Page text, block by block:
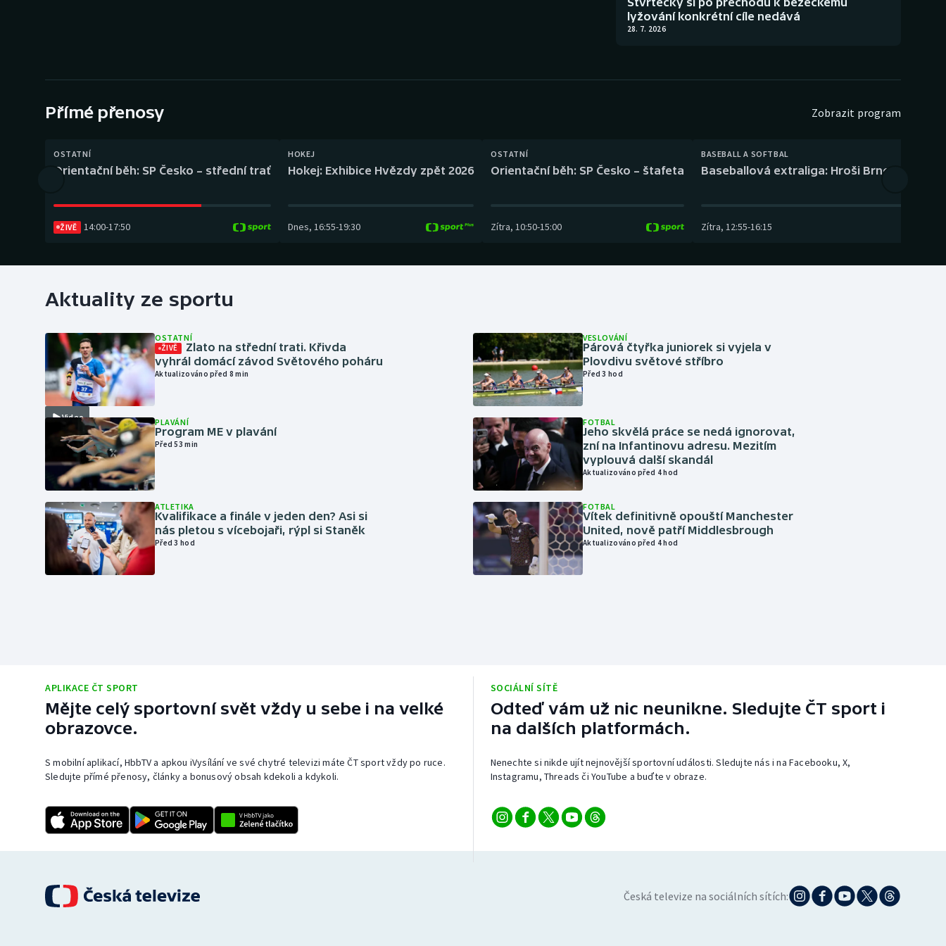
Gymnastika Plážový volejbal
lyžování konkrétní cíle nedává
28. 7. 2026
Přímé přenosy Zobrazit program
OSTATNÍ
Orientační běh: SP Česko – střední trať
ŽIVĚ 14:00-17:50
HOKEJ
Hokej: Exhibice Hvězdy zpět 2026
Dnes, 16:55-19:30
OSTATNÍ
Orientační běh: SP Česko – štafeta
Zítra, 10:50-15:00
BASEBALL A SOFTBAL
Baseballová extraliga: Hroši Brno – Eagles
Zítra, 12:55-16:15
Aktuality ze sportu
Video
OSTATNÍ
ŽIVĚ
Zlato na střední trati. Křivda
vyhrál domácí závod Světového poháru
Aktualizováno před 8 min
PLAVÁNÍ
Program ME v plavání
Před 53 min
ATLETIKA
Kvalifikace a finále v jeden den? Asi si
nás pletou s vícebojaři, rýpl si Staněk
Před 3 hod
VESLOVÁNÍ
Párová čtyřka juniorek si vyjela v
Plovdivu světové stříbro
Před 3 hod
FOTBAL
Jeho skvělá práce se nedá ignorovat,
zní na Infantinovu adresu. Mezitím
vyplouvá další skandál
Aktualizováno před 4 hod
FOTBAL
Vítek definitivně opouští Manchester
United, nově patří Middlesbrough
Aktualizováno před 4 hod
APLIKACE ČT SPORT
Mějte celý sportovní svět vždy u sebe i na velké
obrazovce.
S mobilní aplikací, HbbTV a apkou iVysílání ve své chytré televizi máte ČT sport vždy po ruce.
Sledujte přímé přenosy, články a bonusový obsah kdekoli a kdykoli.
SOCIÁLNÍ SÍTĚ
Odteď vám už nic neunikne. Sledujte ČT sport i
na dalších platformách.
Nenechte si nikde ujít nejnovější sportovní události. Sledujte nás i na Facebooku, X,
Instagramu, Threads či YouTube a buďte v obraze.
Česká televize na sociálních sítích: